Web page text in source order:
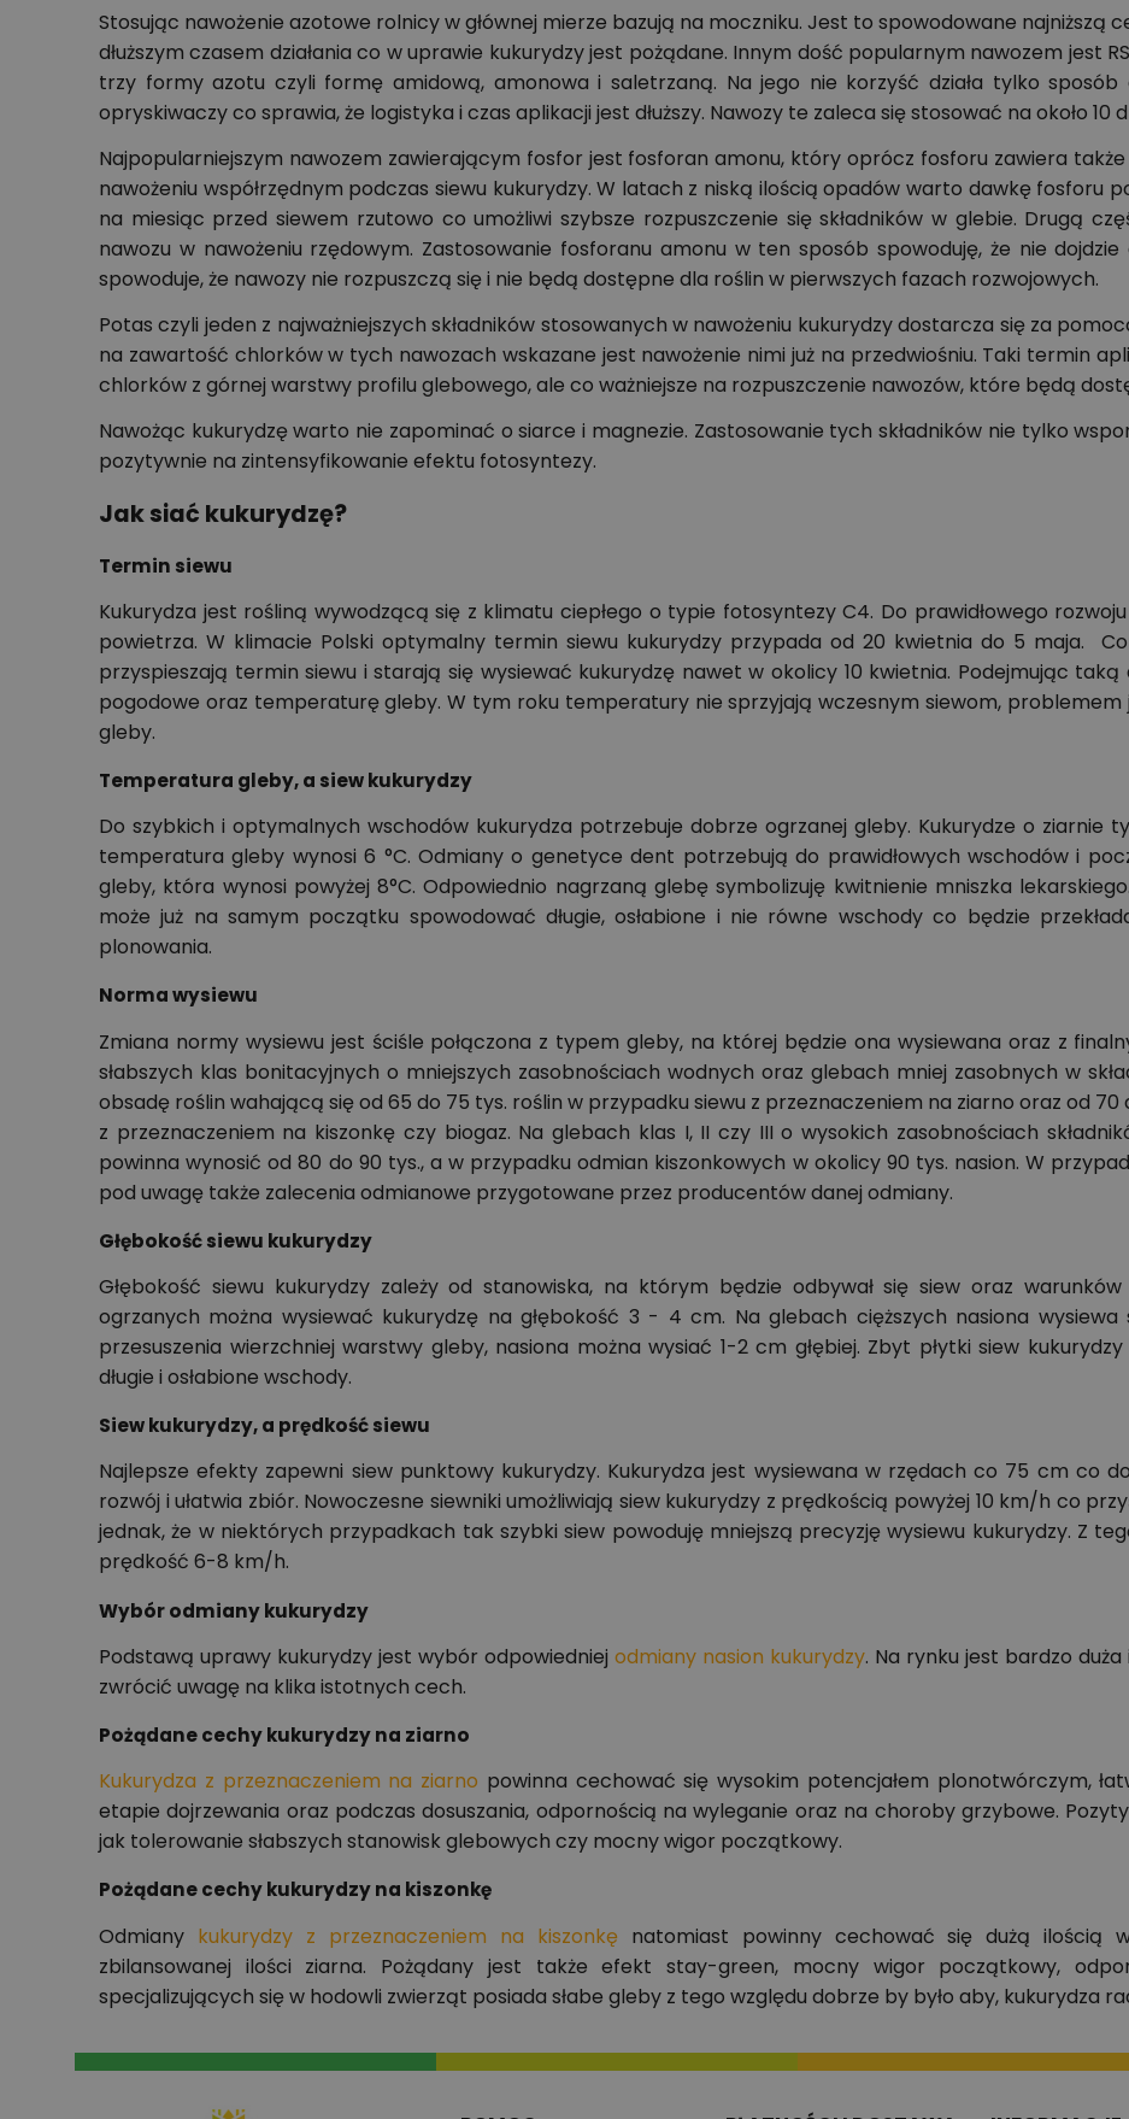
Stosując nawożenie azotowe rolnicy w głównej mierze bazują na moczniku. Jest to spowodowane najniższą
dłuższym czasem działania co w uprawie kukurydzy jest pożądane. Innym dość popularnym nawozem jest
trzy formy azotu czyli formę amidową, amonowa i saletrzaną. Na jego nie korzyść działa tylko
opryskiwaczy co sprawia, że logistyka i czas aplikacji jest dłuższy. Nawozy te zaleca się stosować na około 10
Najpopularniejszym nawozem zawierającym fosfor jest fosforan amonu, który oprócz fosforu zawiera
nawożeniu współrzędnym podczas siewu kukurydzy. W latach z niską ilością opadów warto dawkę fosforu
na miesiąc przed siewem rzutowo co umożliwi szybsze rozpuszczenie się składników w glebie. Drugą
nawozu w nawożeniu rzędowym. Zastosowanie fosforanu amonu w ten sposób spowoduję, że nie
spowoduje, że nawozy nie rozpuszczą się i nie będą dostępne dla roślin w pierwszych fazach rozwojowych.
Potas czyli jeden z najważniejszych składników stosowanych w nawożeniu kukurydzy dostarcza się za
na zawartość chlorków w tych nawozach wskazane jest nawożenie nimi już na przedwiośniu. Taki termin
chlorków z górnej warstwy profilu glebowego, ale co ważniejsze na rozpuszczenie nawozów, które będą
Nawożąc kukurydzę warto nie zapominać o siarce i magnezie. Zastosowanie tych składników nie tylko
pozytywnie na zintensyfikowanie efektu fotosyntezy.
Jak siać kukurydzę?
Termin siewu
Kukurydza jest rośliną wywodzącą się z klimatu ciepłego o typie fotosyntezy C4. Do prawidłowego
powietrza. W klimacie Polski optymalny termin siewu kukurydzy przypada od 20 kwietnia do 5 maja.
przyspieszają termin siewu i starają się wysiewać kukurydzę nawet w okolicy 10 kwietnia. Podejmując
pogodowe oraz temperaturę gleby. W tym roku temperatury nie sprzyjają wczesnym siewom,
gleby.
Temperatura gleby, a siew kukurydzy
Do szybkich i optymalnych wschodów kukurydza potrzebuje dobrze ogrzanej gleby. Kukurydze o ziarnie
temperatura gleby wynosi 6 °C. Odmiany o genetyce dent potrzebują do prawidłowych wschodów i
gleby, która wynosi powyżej 8°C. Odpowiednio nagrzaną glebę symbolizuję kwitnienie mniszka
może już na samym początku spowodować długie, osłabione i nie równe wschody co będzie
plonowania.
Norma wysiewu
Zmiana normy wysiewu jest ściśle połączona z typem gleby, na której będzie ona wysiewana oraz z
słabszych klas bonitacyjnych o mniejszych zasobnościach wodnych oraz glebach mniej zasobnych w
obsadę roślin wahającą się od 65 do 75 tys. roślin w przypadku siewu z przeznaczeniem na ziarno oraz od 70
z przeznaczeniem na kiszonkę czy biogaz. Na glebach klas I, II czy III o wysokich zasobnościach
powinna wynosić od 80 do 90 tys., a w przypadku odmian kiszonkowych w okolicy 90 tys. nasion. W
pod uwagę także zalecenia odmianowe przygotowane przez producentów danej odmiany.
Głębokość siewu kukurydzy
Głębokość siewu kukurydzy zależy od stanowiska, na którym będzie odbywał się siew oraz
ogrzanych można wysiewać kukurydzę na głębokość 3 - 4 cm. Na glebach cięższych nasiona
przesuszenia wierzchniej warstwy gleby, nasiona można wysiać 1-2 cm głębiej. Zbyt płytki siew
długie i osłabione wschody.
Siew kukurydzy, a prędkość siewu
Najlepsze efekty zapewni siew punktowy kukurydzy. Kukurydza jest wysiewana w rzędach co 75 cm co
rozwój i ułatwia zbiór. Nowoczesne siewniki umożliwiają siew kukurydzy z prędkością powyżej 10 km/h co
jednak, że w niektórych przypadkach tak szybki siew powoduję mniejszą precyzję wysiewu kukurydzy. Z
prędkość 6-8 km/h.
Wybór odmiany kukurydzy
Podstawą uprawy kukurydzy jest wybór odpowiedniej odmiany nasion kukurydzy. Na rynku jest bardzo
zwrócić uwagę na klika istotnych cech.
Pożądane cechy kukurydzy na ziarno
Kukurydza z przeznaczeniem na ziarno powinna cechować się wysokim potencjałem plonotwórczym,
etapie dojrzewania oraz podczas dosuszania, odpornością na wyleganie oraz na choroby grzybowe.
jak tolerowanie słabszych stanowisk glebowych czy mocny wigor początkowy.
Pożądane cechy kukurydzy na kiszonkę
Odmiany kukurydzy z przeznaczeniem na kiszonkęnatomiast powinny cechować się dużą ilością
zbilansowanej ilości ziarna. Pożądany jest także efekt stay-green, mocny wigor początkowy,
specjalizujących się w hodowli zwierząt posiada słabe gleby z tego względu dobrze by było aby, kukurydza